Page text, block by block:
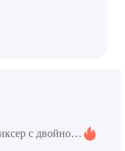
Как выбрать самозагружающийся миксер с двойной спиральной системой для крупных строительных проектов